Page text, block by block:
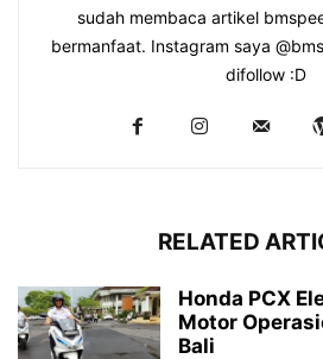
sudah membaca artikel
bermanfaat. Instagram saya
difollow :D
RELATED
Honda PCX
Motor
Bali